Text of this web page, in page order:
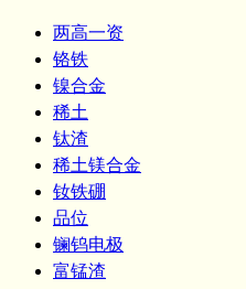
两高一资
铬铁
镍合金
稀土
钛渣
稀土镁合金
钕铁硼
品位
镧钨电极
富锰渣